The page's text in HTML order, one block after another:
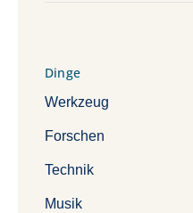
Dinge
Werkzeug
Forschen
Technik
Musik